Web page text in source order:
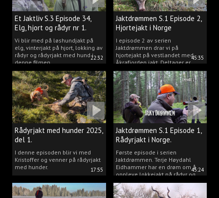
22:32
Et Jaktliv S.3 Episode 34,
Elg, hjort og rådyr nr 1.
2025
Vi blir med på løshundjakt på
elg, vinterjakt på hjort, lokking av
rådyr og rådyrjakt med hund i
denne filmen.
45:35
Jaktdrømmen S.1 Episode 2,
Hjortejakt i Norge
I episode 2 av serien
Jaktdrømmen drar vi på
hjortejakt på vestlandet med
Åkrafjorden jakt. Deltager er
Michelle Sofi Thomassen.
17:55
Rådyrjakt med hunder 2025,
del 1.
I denne episoden blir vi med
Kristoffer og venner på rådyrjakt
med hunder.
45:24
Jaktdrømmen S.1 Episode 1,
Rådyrjakt i Norge.
Første episode i serien
Jaktdrømmen. Terje Høydahl
Eidhammer har en drøm om å
oppleve lokkejakt på rådyr og
målet vårt er å gjøre den
drømmen til virkelighet.